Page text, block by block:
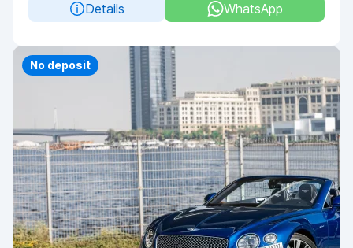
Details
WhatsApp
Priority
No deposit